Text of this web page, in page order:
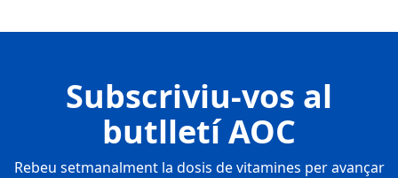
Subscriviu-vos al
butlletí AOC
Rebeu setmanalment la dosis de vitamines per avançar